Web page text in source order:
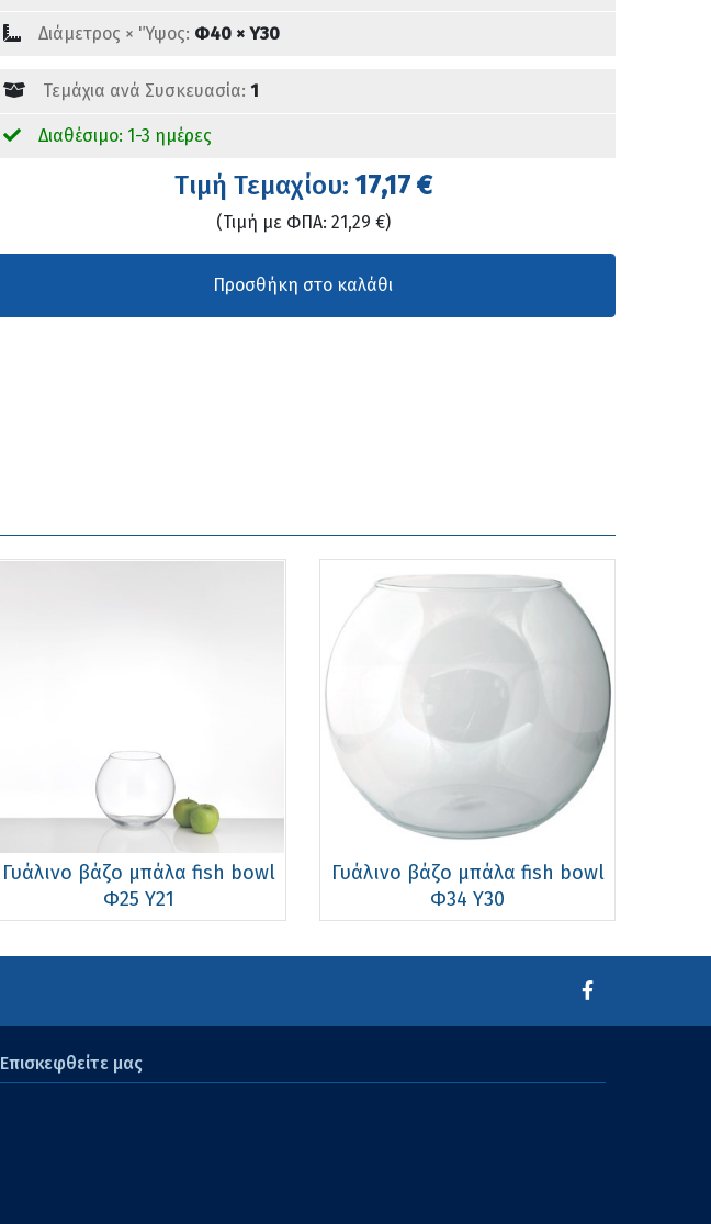
Διάμετρος × 'Ύψος: Φ40 × Υ30
Τεμάχια ανά Συσκευασία: 1
Διαθέσιμο: 1-3 ημέρες
Tιμή Τεμαχίου: 17,17 €
(Τιμή με ΦΠΑ: 21,29 €)
Γυάλινo βάζo μπάλα fish bowl
Φ25 Υ21
Γυάλινo βάζo μπάλα fish bowl
Φ34 Υ30
Επισκεφθείτε μας